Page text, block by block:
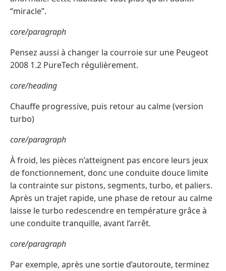
“miracle”.
core/paragraph
Pensez aussi à changer la courroie sur une Peugeot
2008 1.2 PureTech régulièrement.
core/heading
Chauffe progressive, puis retour au calme (version
turbo)
core/paragraph
À froid, les pièces n’atteignent pas encore leurs jeux
de fonctionnement, donc une conduite douce limite
la contrainte sur pistons, segments, turbo, et paliers.
Après un trajet rapide, une phase de retour au calme
laisse le turbo redescendre en température grâce à
une conduite tranquille, avant l’arrêt.
core/paragraph
Par exemple, après une sortie d’autoroute, terminez